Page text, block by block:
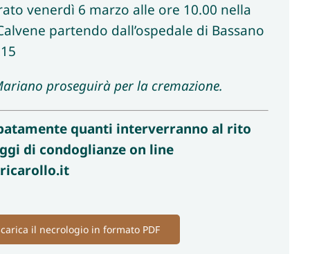
venerdì 6 marzo alle ore 10.00 nella
partendo dall’ospedale di Bassano
proseguirà per la cremazione.
quanti interverranno al rito
di condoglianze on line
il necrologio in formato PDF